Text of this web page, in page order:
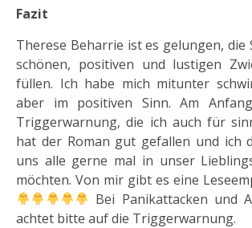
Fazit
Therese Beharrie ist es gelungen, die
schönen, positiven und lustigen
füllen. Ich habe mich mitunter
aber im positiven Sinn. Am
Triggerwarnung, die ich auch für
hat der Roman gut gefallen und ich
uns alle gerne mal in unser
möchten. Von mir gibt es eine
Bei Panikattacken und
achtet bitte auf die Triggerwarnung.